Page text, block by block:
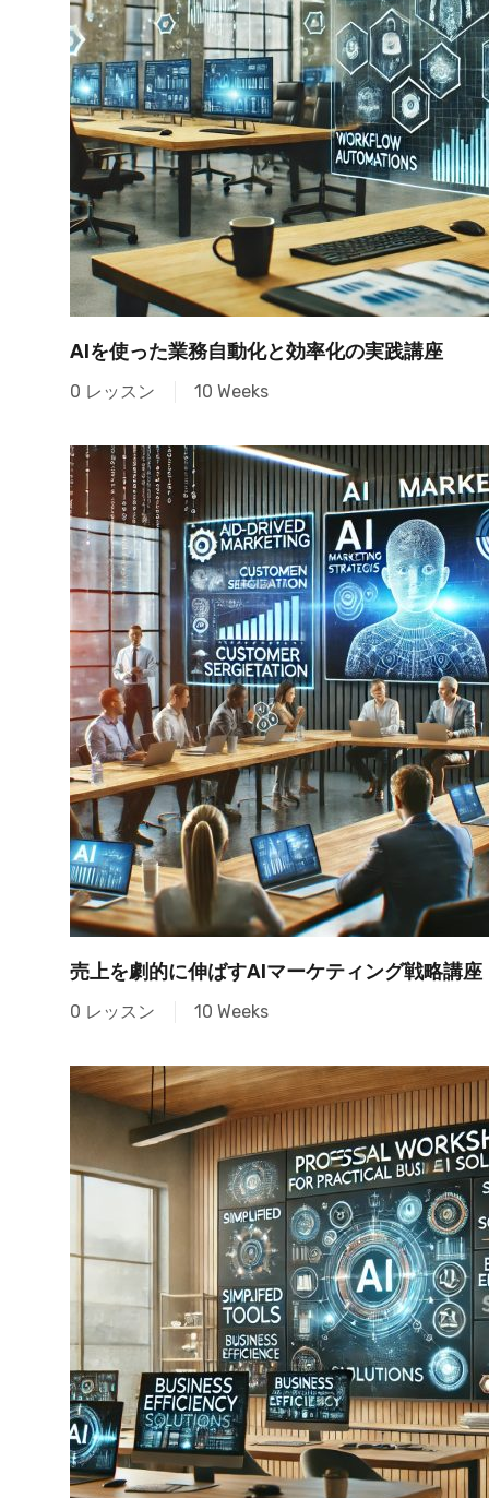
AIを使った業務自動化と効率化の実践講座
0 レッスン 10 Weeks
売上を劇的に伸ばすAIマーケティング戦略講座
0 レッスン 10 Weeks